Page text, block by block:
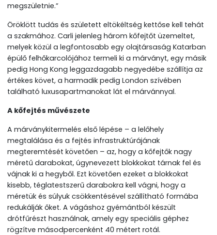
megszületnie.”
Öröklött tudás és született eltökéltség kettőse kell tehát
a szakmához. Carli jelenleg három kőfejtőt üzemeltet,
melyek közül a legfontosabb egy olajtársaság Katarban
épülő felhőkarcolójához termeli ki a márványt, egy másik
pedig Hong Kong leggazdagabb negyedébe szállítja az
értékes követ, a harmadik pedig London szívében
található luxusapartmanokat lát el márvánnyal.
A kőfejtés művészete
A márványkitermelés első lépése – a lelőhely
megtalálása és a fejtés infrastruktúrájának
megteremtését követően – az, hogy a kőfejtők nagy
méretű darabokat, úgynevezett blokkokat tárnak fel és
vájnak ki a hegyből. Ezt követően ezeket a blokkokat
kisebb, téglatestszerű darabokra kell vágni, hogy a
méretük és súlyuk csökkentésével szállítható formába
redukálják őket. A vágáshoz gyémántból készült
drótfűrészt használnak, amely egy speciális géphez
rögzítve másodpercenként 40 métert rotál.